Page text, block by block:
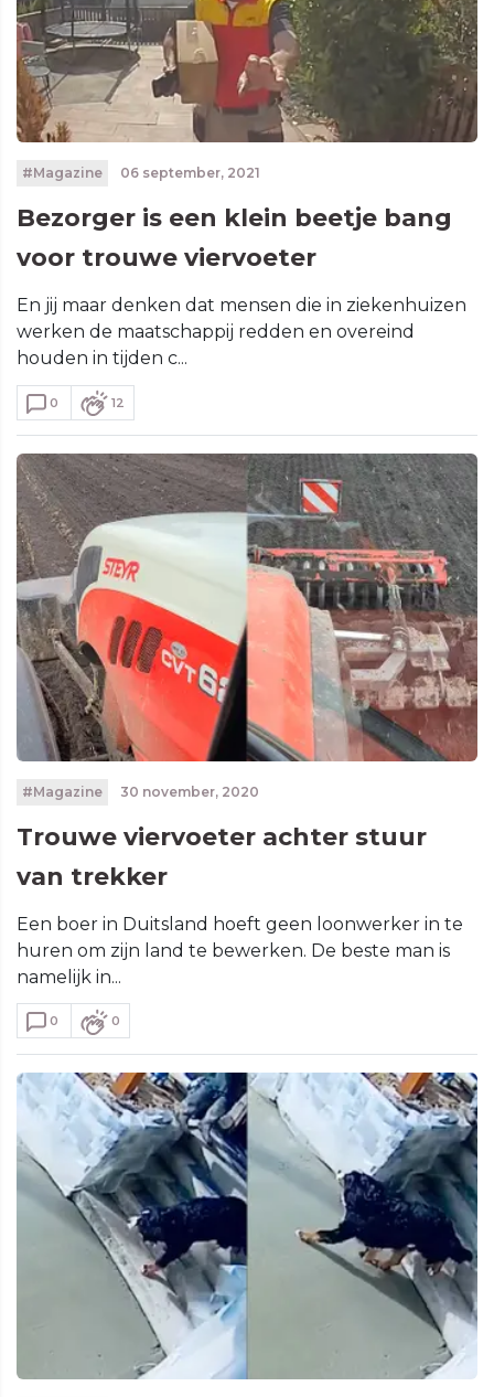
#Magazine 06 september, 2021
Bezorger is een klein beetje bang
voor trouwe viervoeter
En jij maar denken dat mensen die in ziekenhuizen
werken de maatschappij redden en overeind
houden in tijden c...
0 12
#Magazine 30 november, 2020
Trouwe viervoeter achter stuur
van trekker
Een boer in Duitsland hoeft geen loonwerker in te
huren om zijn land te bewerken. De beste man is
namelijk in...
0 0